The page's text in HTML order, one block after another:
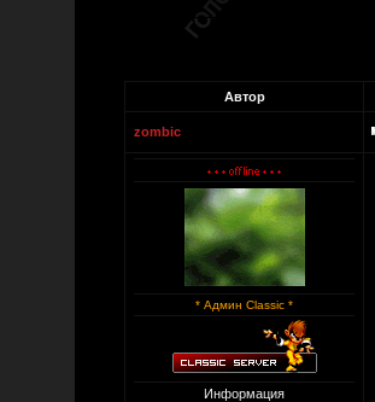
Автор
zombic
* Админ Classic *
Информация